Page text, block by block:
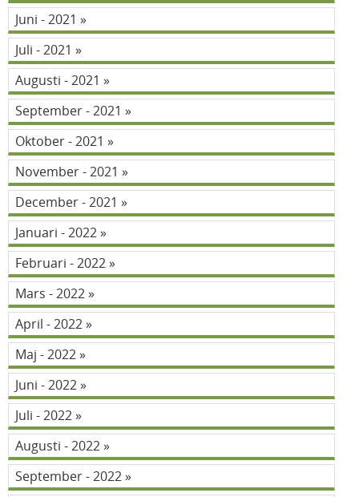
Juni - 2021
Juli - 2021
Augusti - 2021
September - 2021
Oktober - 2021
November - 2021
December - 2021
Januari - 2022
Februari - 2022
Mars - 2022
April - 2022
Maj - 2022
Juni - 2022
Juli - 2022
Augusti - 2022
September - 2022